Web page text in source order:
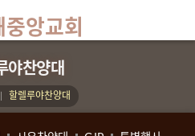
야찬양대
할렐루야찬양대